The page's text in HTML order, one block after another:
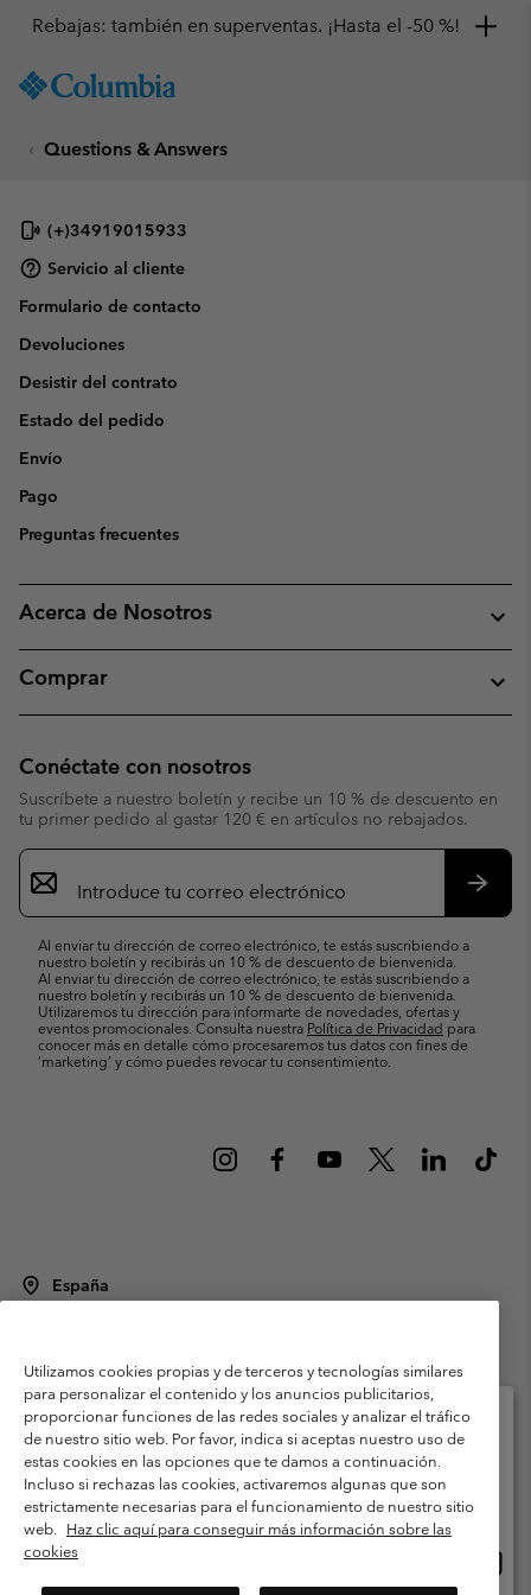
TO
SKIP
NAV
SKIP
SEARCH
Rebajas: también en superventas. ¡Hasta el -50 %!
Questions & Answers
(+)34919015933
Servicio al cliente
Formulario de contacto
Devoluciones
Desistir del contrato
Estado del pedido
Envío
Pago
Preguntas frecuentes
Acerca de Nosotros
Comprar
Conéctate con nosotros
Suscríbete a nuestro boletín y recibe un 10 % de descuento en
tu primer pedido al gastar 120 € en artículos no rebajados.
Suscripción
de
correo
Al enviar tu dirección de correo electrónico, te estás suscribiendo a
nuestro boletín y recibirás un 10 % de descuento de bienvenida.
Al enviar tu dirección de correo electrónico, te estás suscribiendo a
nuestro boletín y recibirás un 10 % de descuento de bienvenida.
Utilizaremos tu dirección para informarte de novedades, ofertas y
eventos promocionales. Consulta nuestra Política de Privacidad para
conocer más en detalle cómo procesaremos tus datos con fines de
’marketing’ y cómo puedes revocar tu consentimiento.
España
Condiciones de uso
Terminos de Venta
Garantía
Política de Privacidad
Términos y condiciones del programa de miembros
Términos De Uso Del Contenido Generado Por Los Usuarios
Impressum
Cookies Public CBCR
Utilizamos cookies propias y de terceros y tecnologías similares
para personalizar el contenido y los anuncios publicitarios,
proporcionar funciones de las redes sociales y analizar el tráfico
de nuestro sitio web. Por favor, indica si aceptas nuestro uso de
estas cookies en las opciones que te damos a continuación.
Incluso si rechazas las cookies, activaremos algunas que son
estrictamente necesarias para el funcionamiento de nuestro sitio
web. Haz clic aquí para conseguir más información sobre las
cookies
Selecciona tu país e idioma envío
Compras en línea disponibles